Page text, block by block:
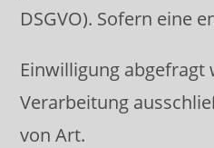
DSGVO). Sofern eine
Einwilligung
Verarbeitung
von Art.